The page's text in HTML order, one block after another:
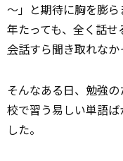
～」と期待に胸を膨
年たっても、全く話
会話すら聞き取れなか
そんなある日、勉強
校で習う易しい単語
した。